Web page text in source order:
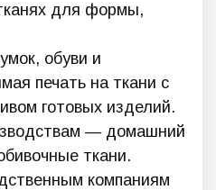
для формы,
обуви и
печать на ткани с
готовых изделий.
— домашний
ткани.
компаниям